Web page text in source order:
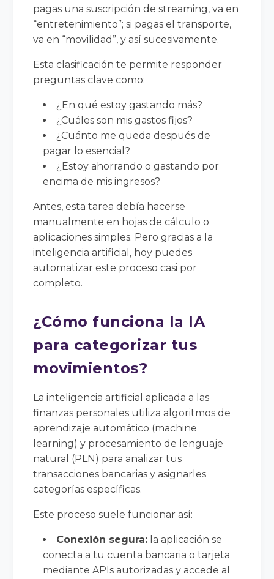
pagas una suscripción de streaming, va en
“entretenimiento”; si pagas el transporte,
va en “movilidad”, y así sucesivamente.
Esta clasificación te permite responder
preguntas clave como:
¿En qué estoy gastando más?
¿Cuáles son mis gastos fijos?
¿Cuánto me queda después de
pagar lo esencial?
¿Estoy ahorrando o gastando por
encima de mis ingresos?
Antes, esta tarea debía hacerse
manualmente en hojas de cálculo o
aplicaciones simples. Pero gracias a la
inteligencia artificial, hoy puedes
automatizar este proceso casi por
completo.
¿Cómo funciona la IA
para categorizar tus
movimientos?
La inteligencia artificial aplicada a las
finanzas personales utiliza algoritmos de
aprendizaje automático (machine
learning) y procesamiento de lenguaje
natural (PLN) para analizar tus
transacciones bancarias y asignarles
categorías específicas.
Este proceso suele funcionar así:
Conexión segura: la aplicación se
conecta a tu cuenta bancaria o tarjeta
mediante APIs autorizadas y accede al